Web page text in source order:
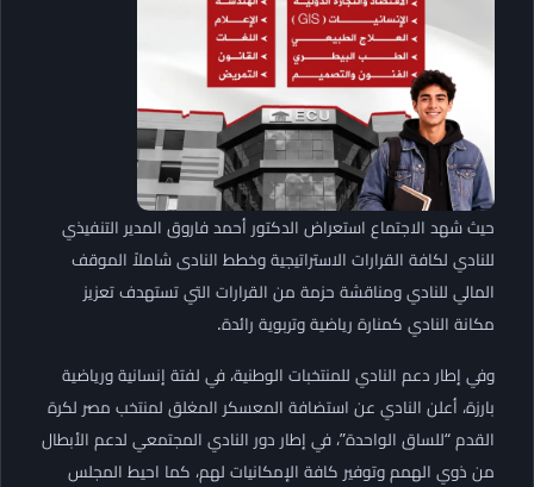
حيث شهد الاجتماع استعراض الدكتور أحمد فاروق المدير التنفيذي
للنادي لكافة القرارات الاستراتيجية وخطط النادى شاملاً الموقف
المالي للنادي ومناقشة حزمة من القرارات التي تستهدف تعزيز
مكانة النادي كمنارة رياضية وتربوية رائدة.
​وفي إطار دعم النادي للمنتخبات الوطنية، في لفتة إنسانية ورياضية
بارزة، أعلن النادي عن استضافة المعسكر المغلق لمنتخب مصر لكرة
القدم “للساق الواحدة”، في إطار دور النادي المجتمعي لدعم الأبطال
من ذوي الهمم وتوفير كافة الإمكانيات لهم، كما احيط المجلس